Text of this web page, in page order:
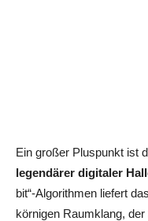
Ein großer Pluspunkt ist
legendärer digitaler
bit“-Algorithmen liefert
körnigen Raumklang,